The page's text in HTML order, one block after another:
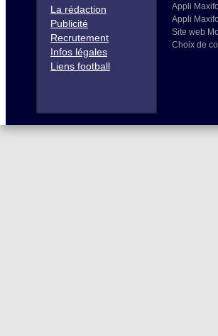
La rédaction
Publicité
Recrutement
Infos légales
Liens football
Appli
Appli
Site web
Choix de